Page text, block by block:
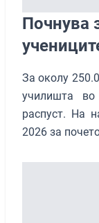
Почнува
За околу
училишта во
распуст. На
2026 за